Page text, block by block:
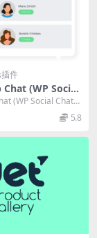
件
(WP Social
专业版 WordPr
插件必备
(WP Social Chat)
5.8